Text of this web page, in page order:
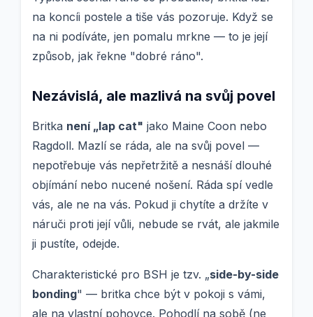
na koncíi postele a tiše vás pozoruje. Když se
na ni podíváte, jen pomalu mrkne — to je její
způsob, jak řekne "dobré ráno".
Nezávislá, ale mazlivá na svůj povel
Britka není „lap cat" jako Maine Coon nebo
Ragdoll. Mazlí se ráda, ale na svůj povel —
nepotřebuje vás nepřetržitě a nesnáší dlouhé
objímání nebo nucené nošení. Ráda spí vedle
vás, ale ne na vás. Pokud ji chytíte a držíte v
náruči proti její vůli, nebude se rvát, ale jakmile
ji pustíte, odejde.
Charakteristické pro BSH je tzv. „side-by-side
bonding" — britka chce být v pokoji s vámi,
ale na vlastní pohovce. Pohodlí na sobě (ne